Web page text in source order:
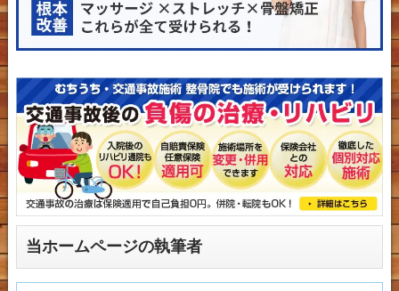
当ホームページの執筆者